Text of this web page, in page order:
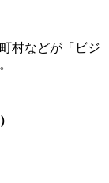
村などが「ビジ